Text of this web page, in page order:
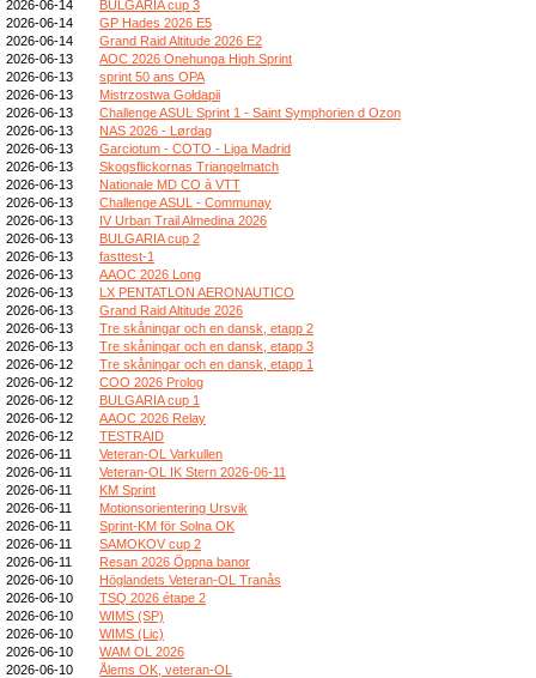
2026-06-14
BULGARIA cup 3
2026-06-14
GP Hades 2026 E5
2026-06-14
Grand Raid Altitude 2026 E2
2026-06-13
AOC 2026 Onehunga High Sprint
2026-06-13
sprint 50 ans OPA
2026-06-13
Mistrzostwa Gołdapii
2026-06-13
Challenge ASUL Sprint 1 - Saint Symphorien d Ozon
2026-06-13
NAS 2026 - Lørdag
2026-06-13
Garciotum - COTO - Liga Madrid
2026-06-13
Skogsflickornas Triangelmatch
2026-06-13
Nationale MD CO à VTT
2026-06-13
Challenge ASUL - Communay
2026-06-13
IV Urban Trail Almedina 2026
2026-06-13
BULGARIA cup 2
2026-06-13
fasttest-1
2026-06-13
AAOC 2026 Long
2026-06-13
LX PENTATLON AERONAUTICO
2026-06-13
Grand Raid Altitude 2026
2026-06-13
Tre skåningar och en dansk, etapp 2
2026-06-13
Tre skåningar och en dansk, etapp 3
2026-06-12
Tre skåningar och en dansk, etapp 1
2026-06-12
COO 2026 Prolog
2026-06-12
BULGARIA cup 1
2026-06-12
AAOC 2026 Relay
2026-06-12
TESTRAID
2026-06-11
Veteran-OL Varkullen
2026-06-11
Veteran-OL IK Stern 2026-06-11
2026-06-11
KM Sprint
2026-06-11
Motionsorientering Ursvik
2026-06-11
Sprint-KM för Solna OK
2026-06-11
SAMOKOV cup 2
2026-06-11
Resan 2026 Öppna banor
2026-06-10
Höglandets Veteran-OL Tranås
2026-06-10
TSQ 2026 étape 2
2026-06-10
WIMS (SP)
2026-06-10
WIMS (Lic)
2026-06-10
WAM OL 2026
2026-06-10
Ålems OK, veteran-OL